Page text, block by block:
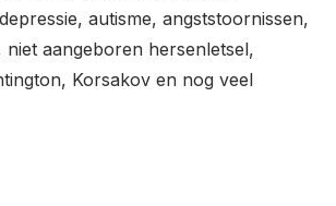
autisme, angststoornissen,
niet aangeboren hersenletsel,
Korsakov en nog veel